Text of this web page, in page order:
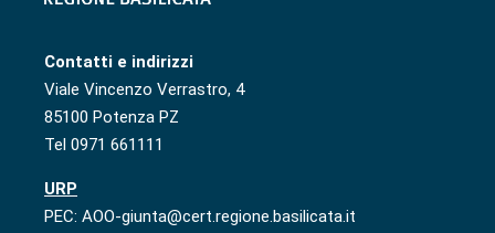
Contatti e indirizzi
Viale Vincenzo Verrastro, 4
85100 Potenza PZ
Tel 0971 661111
URP
PEC: AOO-giunta@cert.regione.basilicata.it